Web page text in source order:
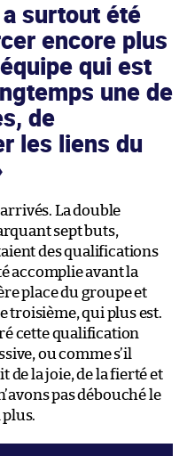
a surtout été
encore plus
qui est
une de
de
les liens du
La double
sept buts,
des qualifications
accomplie avant la
place du groupe et
troisième, qui plus est.
cette qualification
ou comme s’il
de la joie, de la fierté et
pas débouché le
plus.